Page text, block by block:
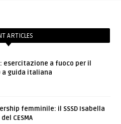
ARTICLES
esercitazione a fuoco per il
a guida italiana
femminile: il SSSD Isabella
CESMA